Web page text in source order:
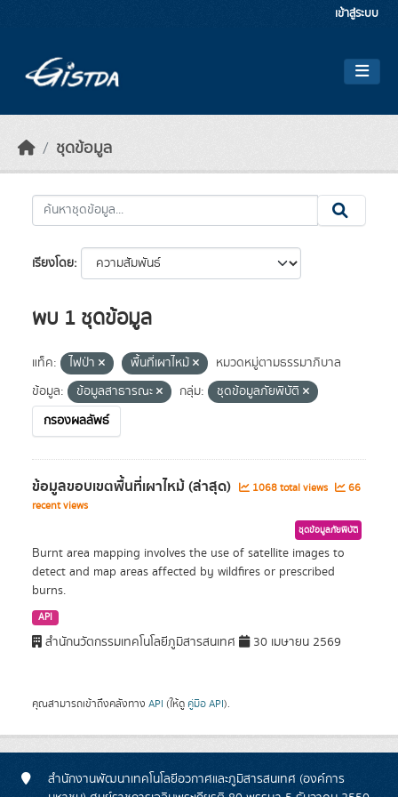
เข้าสู่ระบบ
ชุดข้อมูล
เรียงโดย
พบ 1 ชุดข้อมูล
แท็ค: ไฟป่า พื้นที่เผาไหม้
หมวดหมู่ตามธรรมาภิบาล
ข้อมูล:
ข้อมูลสาธารณะ กลุ่ม:
ชุดข้อมูลภัยพิบัติ
กรองผลลัพธ์
ข้อมูลขอบเขตพื้นที่เผาไหม้ (ล่าสุด) 1068 total views
66
recent views
ชุดข้อมูลภัยพิบัติ
Burnt area mapping involves the use of satellite images to
detect and map areas affected by wildfires or prescribed
burns.
API
สำนักนวัตกรรมเทคโนโลยีภูมิสารสนเทศ 30 เมษายน 2569
คุณสามารถเข้าถึงคลังทาง API (ให้ดู คู่มือ API).
สำนักงานพัฒนาเทคโนโลยีอวกาศและภูมิสารสนเทศ (องค์การ